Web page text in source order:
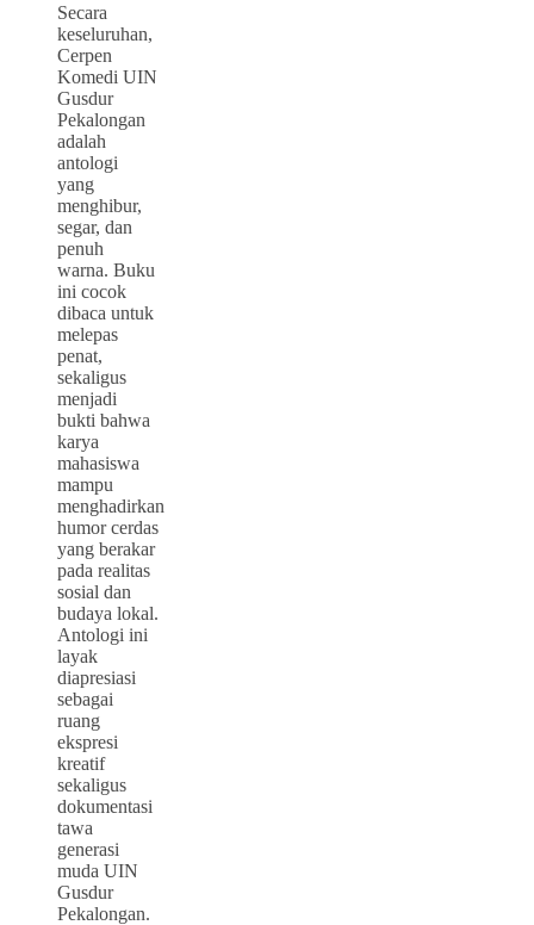
Secara
keseluruhan,
Cerpen
Komedi UIN
Gusdur
Pekalongan
adalah
antologi
yang
menghibur,
segar, dan
penuh
warna. Buku
ini cocok
dibaca untuk
melepas
penat,
sekaligus
menjadi
bukti bahwa
karya
mahasiswa
mampu
menghadirkan
humor cerdas
yang berakar
pada realitas
sosial dan
budaya lokal.
Antologi ini
layak
diapresiasi
sebagai
ruang
ekspresi
kreatif
sekaligus
dokumentasi
tawa
generasi
muda UIN
Gusdur
Pekalongan.